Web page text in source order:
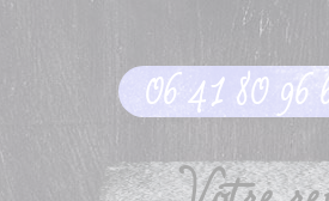
06 41 80 96